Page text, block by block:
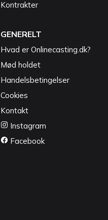
Kontrakter
GENERELT
Hvad er Onlinecasting.dk?
Mød holdet
Handelsbetingelser
Cookies
Kontakt
Instagram
Facebook